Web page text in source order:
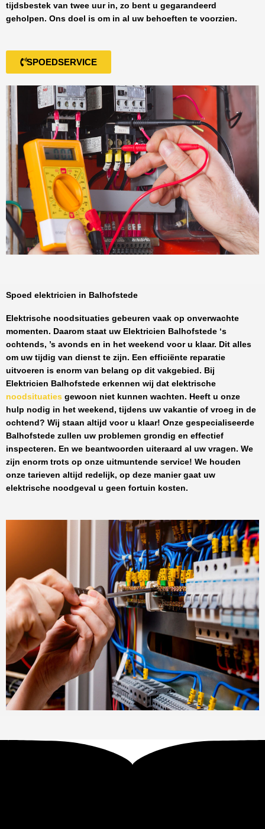
tijdsbestek van twee uur in, zo bent u gegarandeerd
geholpen. Ons doel is om in al uw behoeften te voorzien.
SPOEDSERVICE
Spoed elektricien in Balhofstede
Elektrische noodsituaties gebeuren vaak op onverwachte
momenten. Daarom staat uw Elektricien Balhofstede ‘s
ochtends, ’s avonds en in het weekend voor u klaar. Dit alles
om uw tijdig van dienst te zijn. Een efficiënte reparatie
uitvoeren is enorm van belang op dit vakgebied. Bij
Elektricien Balhofstede erkennen wij dat elektrische
noodsituaties gewoon niet kunnen wachten. Heeft u onze
hulp nodig in het weekend, tijdens uw vakantie of vroeg in de
ochtend? Wij staan altijd voor u klaar! Onze gespecialiseerde
Balhofstede zullen uw problemen grondig en effectief
inspecteren. En we beantwoorden uiteraard al uw vragen. We
zijn enorm trots op onze uitmuntende service! We houden
onze tarieven altijd redelijk, op deze manier gaat uw
elektrische noodgeval u geen fortuin kosten.